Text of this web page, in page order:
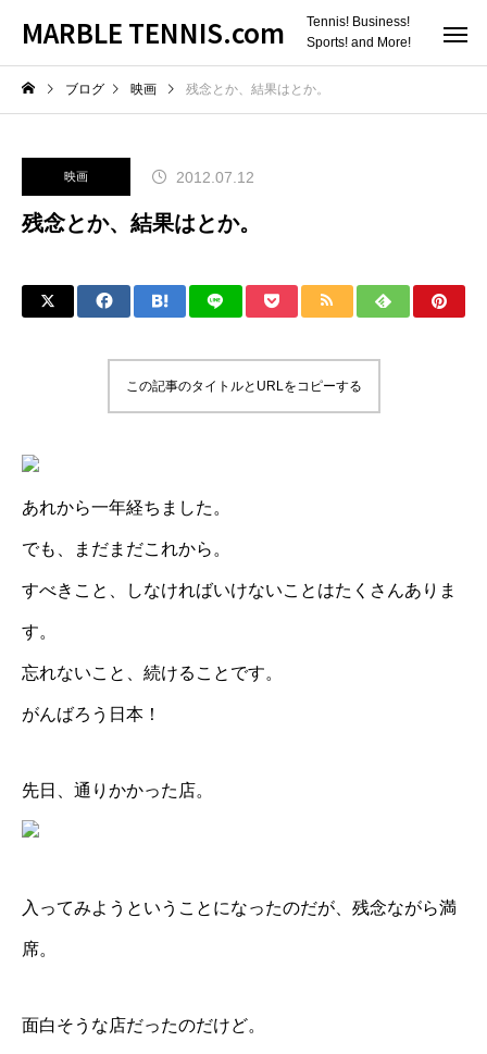
MARBLE TENNIS.com
Tennis! Business!
Sports! and More!
ブログ 映画 残念とか、結果はとか。
映画 2012.07.12
残念とか、結果はとか。
この記事のタイトルとURLをコピーする
あれから一年経ちました。
でも、まだまだこれから。
すべきこと、しなければいけないことはたくさんありま
す。
忘れないこと、続けることです。
がんばろう日本！
先日、通りかかった店。
入ってみようということになったのだが、残念ながら満
席。
面白そうな店だったのだけど。